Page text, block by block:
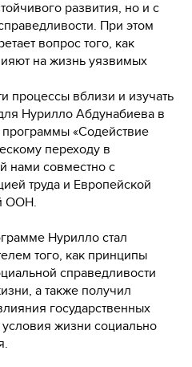
развития, но и с
При этом
вопрос того, как
на жизнь уязвимых
процессы вблизи и изучать
Нурилло Абдунабиева в
«Содействие
переходу в
нами совместно с
труда и Европейской
ООН.
Нурилло стал
того, как принципы
справедливости
а также получил
государственных
условия жизни социально